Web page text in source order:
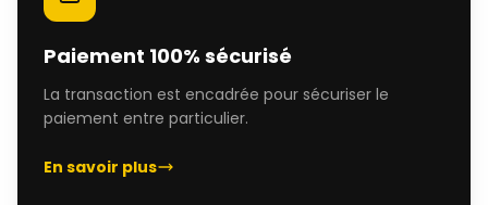
Paiement 100% sécurisé
La transaction est encadrée pour sécuriser le
paiement entre particulier.
En savoir plus